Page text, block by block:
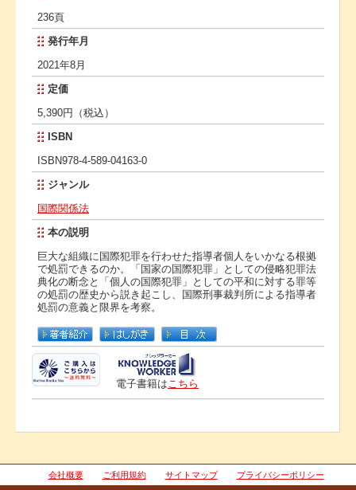
236頁
発行年月
2021年8月
定価
5,390円（税込）
ISBN
ISBN978-4-589-04163-0
ジャンル
国際関係法
本の説明
巨大な組織に国際犯罪を行わせた指導者個人をいかなる根拠
で処罰できるのか。「国家の国際犯罪」としての侵略犯罪法
典化の断念と「個人の国際犯罪」としての平和に対する罪等
の処罰の歴史から説き起こし、国際刑事裁判所による指導者
処罰の意義と限界を考察。
電子書籍は こちら
会社概要 ご利用規約 サイトマップ プライバシーポリシー